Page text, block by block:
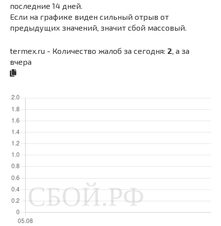
последние 14 дней.
Если на графике виден сильный отрыв от
предыдущих значений, значит сбой массовый.
termex.ru - Количество жалоб за сегодня: 2 , а за
вчера